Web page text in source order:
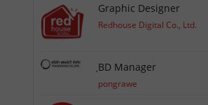
Graphic Designer
Redhouse Digital Co., Ltd.
ฺBD Manager
pongrawe